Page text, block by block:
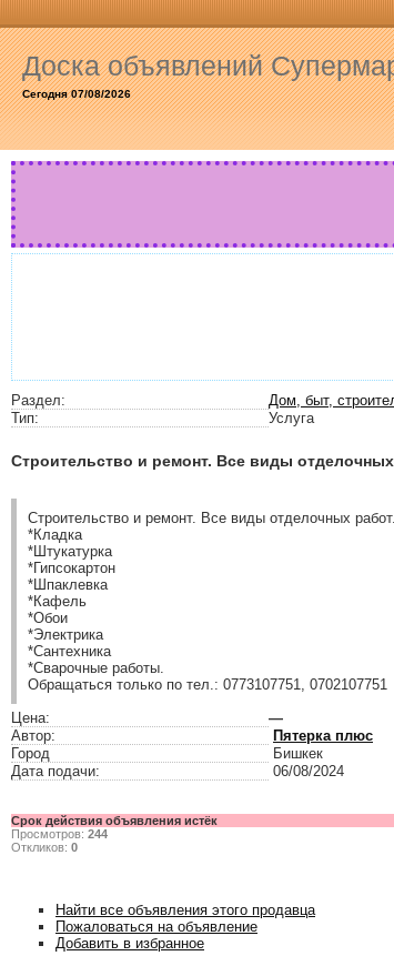
Доска объявлений
Сегодня 07/08/2026
Раздел:
Дом, быт,
Тип:
Услуга
Строительство и ремонт. Все виды отделочных
Строительство и ремонт. Все виды отделочных
*Кладка
*Штукатурка
*Гипсокартон
*Шпаклевка
*Кафель
*Обои
*Электрика
*Сантехника
*Сварочные работы.
Обращаться только по тел.: 0773107751, 0702107751
Цена:
—
Автор:
Пятерка плюс
Город
Бишкек
Дата подачи:
06/08/2024
Срок действия объявления истёк
Просмотров: 244
Откликов: 0
Найти все объявления этого продавца
Пожаловаться на объявление
Добавить в избранное